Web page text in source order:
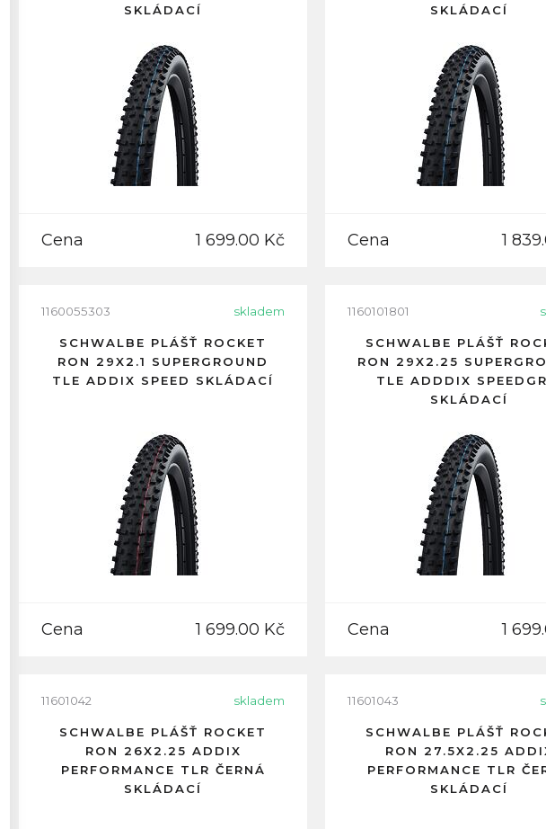
SKLÁDACÍ
Cena 1 699.00 Kč
SKLÁDACÍ
Cena 1
1160055303 skladem
SCHWALBE PLÁŠŤ ROCKET
RON 29X2.1 SUPERGROUND
TLE ADDIX SPEED SKLÁDACÍ
Cena 1 699.00 Kč
1160101801
SCHWALBE PLÁŠŤ
RON 29X2.25
TLE ADDDIX
SKLÁDACÍ
Cena 1
11601042 skladem
SCHWALBE PLÁŠŤ ROCKET
RON 26X2.25 ADDIX
PERFORMANCE TLR ČERNÁ
SKLÁDACÍ
11601043
SCHWALBE PLÁŠŤ
RON 27.5X2.25
PERFORMANCE TLR
SKLÁDACÍ